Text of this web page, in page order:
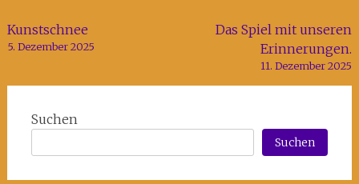
Beitragsnavigation
Kunstschnee
5. Dezember 2025
Das Spiel mit unseren
Erinnerungen.
11. Dezember 2025
Suchen
Suchen